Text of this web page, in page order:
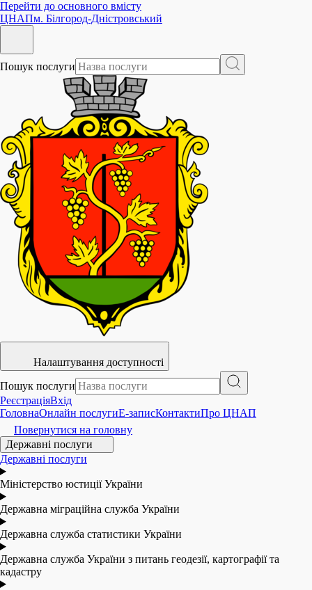
Перейти до основного вмісту
ЦНАПм. Білгород-Дністровський
Пошук послуги
Налаштування доступності
Пошук послуги
РеєстраціяВхід
ГоловнаОнлайн послугиE-записКонтактиПро ЦНАП
Повернутися на головну
Державні послуги
Державні послуги
Міністерство юстиції України
Державна міграційна служба України
Державна служба статистики України
Державна служба України з питань геодезії, картографії та
кадастру